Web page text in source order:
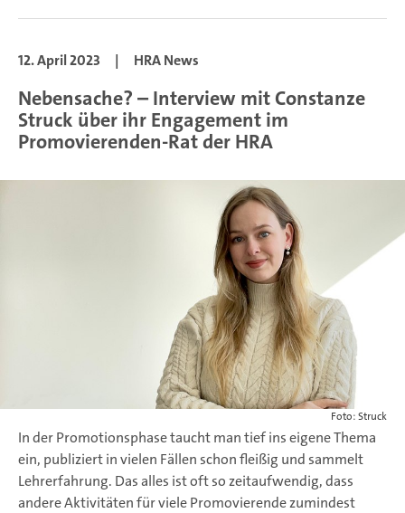
12. April 2023 | HRA News
Nebensache? – Interview mit Constanze
Struck über ihr Engagement im
Promovierenden-Rat der HRA
Foto: Struck
In der Promotionsphase taucht man tief ins eigene Thema
ein, publiziert in vielen Fällen schon fleißig und sammelt
Lehrerfahrung. Das alles ist oft so zeitaufwendig, dass
andere Aktivitäten für viele Promovierende zumindest